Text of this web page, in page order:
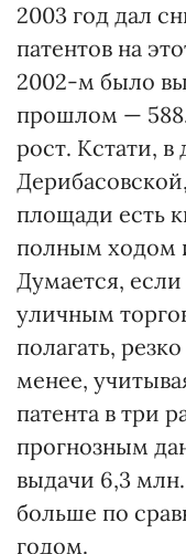
2003 год дал
патентов на
2002-м было
прошлом —
рост. Кстати, в
площади есть
полным ходом
Думается,
уличным
полагать,
менее,
патента в три
прогнозным
выдачи 6,3
больше по
годом.